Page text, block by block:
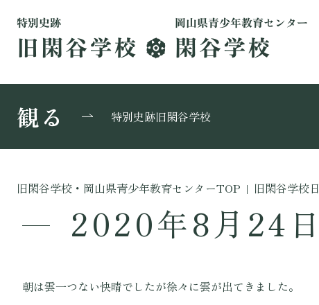
観る 特別史跡旧閑谷学校
旧閑谷学校・岡山県青少年教育センターTOP | 旧閑谷学校
2020年8月24日
朝は雲一つない快晴でしたが徐々に雲が出てきました。